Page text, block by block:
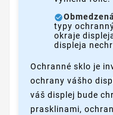
typy
okraje
displeja
Ochranné sklo je
ochrany vášho
váš displej bude
prasklinami,